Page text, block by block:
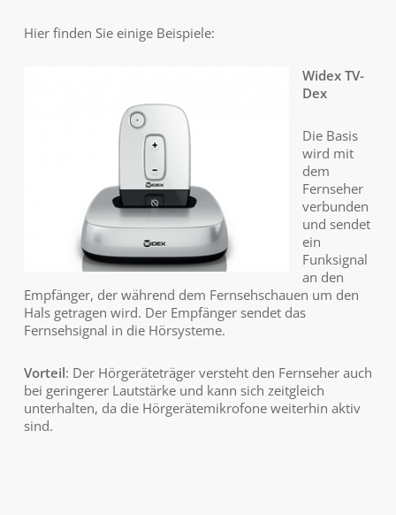
Hier finden Sie einige Beispiele:
Widex TV-
Dex
Die Basis
wird mit
dem
Fernseher
verbunden
und sendet
ein
Funksignal
an den
Empfänger, der während dem Fernsehschauen um den
Hals getragen wird. Der Empfänger sendet das
Fernsehsignal in die Hörsysteme.
Vorteil: Der Hörgeräteträger versteht den Fernseher auch
bei geringerer Lautstärke und kann sich zeitgleich
unterhalten, da die Hörgerätemikrofone weiterhin aktiv
sind.